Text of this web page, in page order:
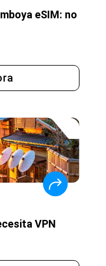
eSIM: no
VPN